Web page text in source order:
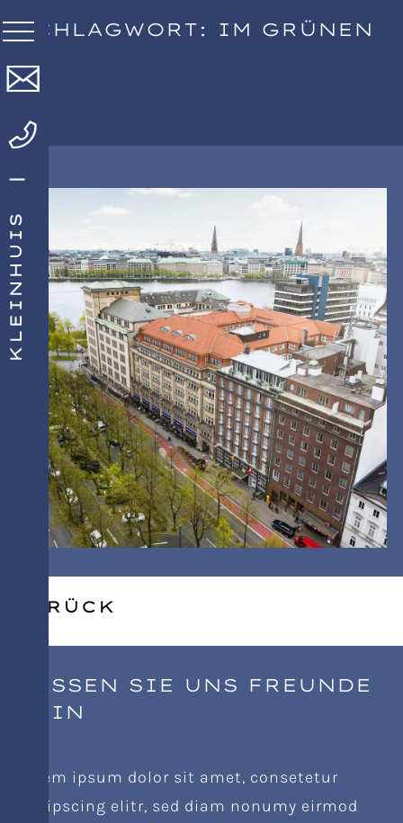
KLEINHUIS |
SCHLAGWORT: IM GRÜNEN
ZURÜCK
LASSEN SIE UNS FREUNDE
SEIN
Lorem ipsum dolor sit amet, consetetur
sadipscing elitr, sed diam nonumy eirmod